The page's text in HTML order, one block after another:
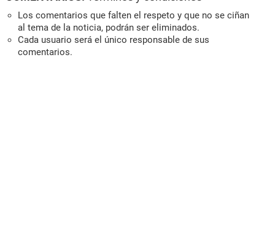
Los comentarios que falten el respeto y que no se ciñan
al tema de la noticia, podrán ser eliminados.
Cada usuario será el único responsable de sus
comentarios.